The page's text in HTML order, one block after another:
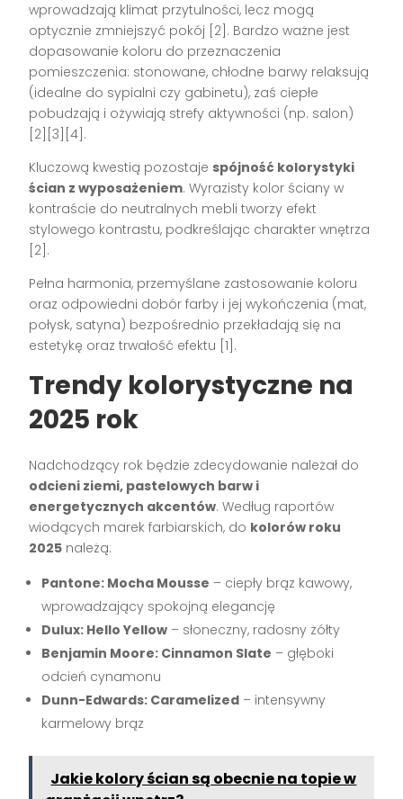
wprowadzają klimat przytulności, lecz mogą
optycznie zmniejszyć pokój [2]. Bardzo ważne jest
dopasowanie koloru do przeznaczenia
pomieszczenia: stonowane, chłodne barwy relaksują
(idealne do sypialni czy gabinetu), zaś ciepłe
pobudzają i ożywiają strefy aktywności (np. salon)
[2][3][4].
Kluczową kwestią pozostaje spójność kolorystyki
ścian z wyposażeniem. Wyrazisty kolor ściany w
kontraście do neutralnych mebli tworzy efekt
stylowego kontrastu, podkreślając charakter wnętrza
[2].
Pełna harmonia, przemyślane zastosowanie koloru
oraz odpowiedni dobór farby i jej wykończenia (mat,
połysk, satyna) bezpośrednio przekładają się na
estetykę oraz trwałość efektu [1].
Trendy kolorystyczne na
2025 rok
Nadchodzący rok będzie zdecydowanie należał do
odcieni ziemi, pastelowych barw i
energetycznych akcentów. Według raportów
wiodących marek farbiarskich, do kolorów roku
2025 należą:
Pantone: Mocha Mousse – ciepły brąz kawowy,
wprowadzający spokojną elegancję
Dulux: Hello Yellow – słoneczny, radosny żółty
Benjamin Moore: Cinnamon Slate – głęboki
odcień cynamonu
Dunn-Edwards: Caramelized – intensywny
karmelowy brąz
Jakie kolory ścian są obecnie na topie w